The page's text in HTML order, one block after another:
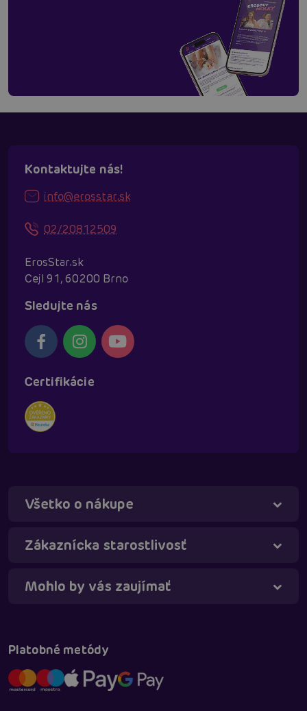
Kontaktujte nás!
info@erosstar.sk
02/20812509
ErosStar.sk
Cejl 91, 60200 Brno
Sledujte nás
Certifikácie
Všetko o nákupe
Zákaznícka starostlivosť
Mohlo by vás zaujímať
Platobné metódy
Táňa - virtuálna asistentka